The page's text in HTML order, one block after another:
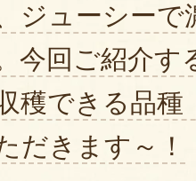
は、白桃の家庭用
く丁寧
からのスタートした
小ぶりなれど、中の
でずっと「旨い」
に入れて長期を狙い
ジューシーで
今回ご紹介す
穫できる品
だきます～！